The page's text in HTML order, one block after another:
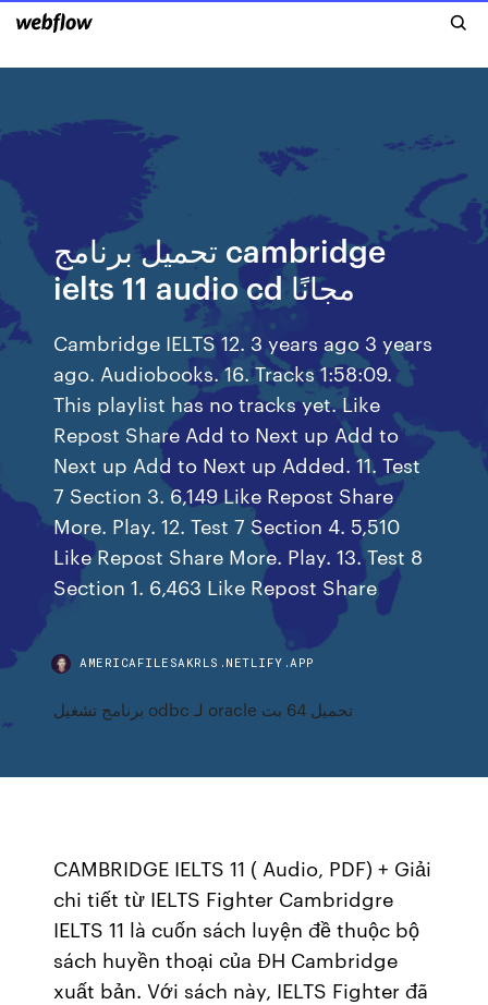
تحميل برنامج cambridge
ielts 11 audio cd مجانًا
Cambridge IELTS 12. 3 years ago 3 years
ago. Audiobooks. 16. Tracks 1:58:09.
This playlist has no tracks yet. Like
Repost Share Add to Next up Add to
Next up Add to Next up Added. 11. Test
7 Section 3. 6,149 Like Repost Share
More. Play. 12. Test 7 Section 4. 5,510
Like Repost Share More. Play. 13. Test 8
Section 1. 6,463 Like Repost Share
AMERICAFILESAKRLS.NETLIFY.APP
برنامج تشغيل odbc لـ oracle تحميل 64 بت
CAMBRIDGE IELTS 11 ( Audio, PDF) + Giải
chi tiết từ IELTS Fighter Cambridgre
IELTS 11 là cuốn sách luyện đề thuộc bộ
sách huyền thoại của ĐH Cambridge
xuất bản. Với sách này, IELTS Fighter đã